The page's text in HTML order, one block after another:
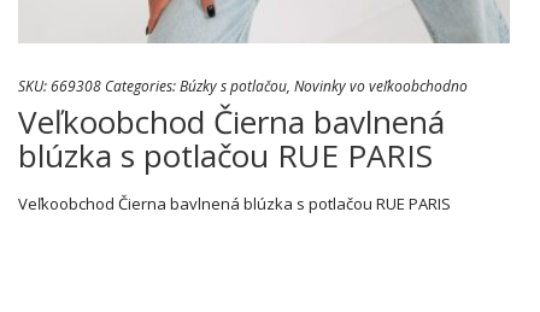
SKU:669308 Categories:Búzky s potlačou, Novinky vo veľkoobchodno
Veľkoobchod Čierna bavlnená
blúzka s potlačou RUE PARIS
Veľkoobchod Čierna bavlnená blúzka s potlačou RUE PARIS